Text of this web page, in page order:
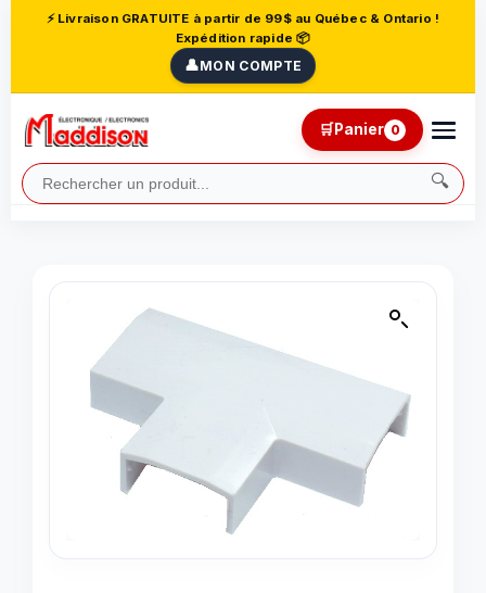
⚡ Livraison GRATUITE à partir de 99$ au Québec & Ontario !
Expédition rapide 📦
👤MON COMPTE
🔍
🛒Panier 0